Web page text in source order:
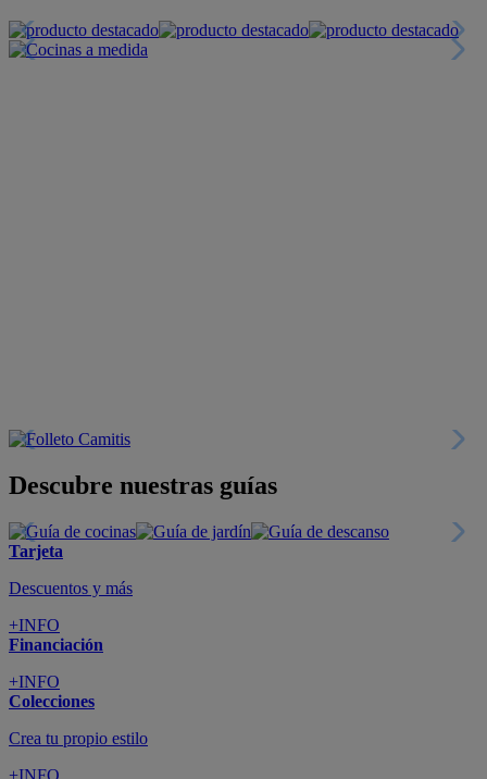
Descubre nuestras guías
Tarjeta
Descuentos y más
+INFO
Financiación
+INFO
Colecciones
Crea tu propio estilo
+INFO